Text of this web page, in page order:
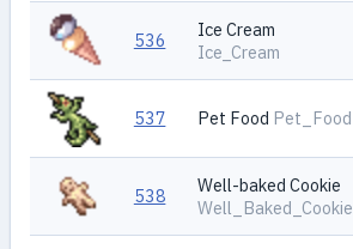
536
Ice Cream
Ice_Cream
537 Pet Food Pet_Food
538
Well-baked Cookie
Well_Baked_Cookie